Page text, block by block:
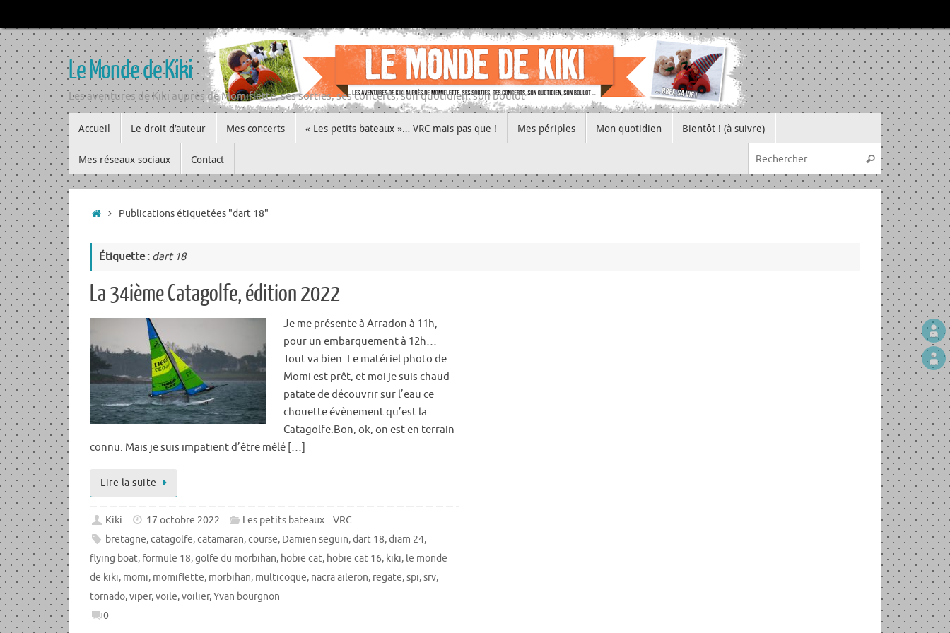
au
contenu
Le Monde de Kiki
Les aventures de Kiki auprès de Momiflette, ses sorties, ses concerts, son quotidien, son boulot
au
contenu
Accueil Le droit d’auteur Mes concerts « Les petits bateaux »… VRC mais pas que ! Mes périples Mon quotidien Bientôt ! (à suivre)
Mes réseaux sociaux Contact
Recherche
Rechercher
Accueil
Publications étiquetées "dart 18"
Étiquette : dart 18
La 34ième Catagolfe, édition 2022
Je me présente à Arradon à 11h,
pour un embarquement à 12h…
Tout va bien. Le matériel photo de
Momi est prêt, et moi je suis chaud
patate de découvrir sur l’eau ce
chouette évènement qu’est la
Catagolfe.Bon, ok, on est en terrain
connu. Mais je suis impatient d’être mêlé […]
Lire la suite
Kiki 17 octobre 2022
Les petits bateaux... VRC
bretagne,catagolfe,catamaran,course, Damien seguin,dart 18,diam 24,
flying boat, formule 18,golfe du morbihan, hobie cat, hobie cat 16, kiki, le monde
de kiki, momi, momiflette, morbihan, multicoque, nacra aileron, regate,spi,srv,
tornado,viper,voile,voilier,Yvan bourgnon
0